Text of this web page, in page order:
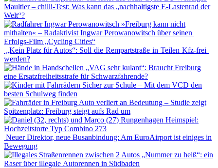
Maultier – chilli-Test: Was kann das „nachhaltigste E-Lastenrad der
Welt“?
»Freiburg kann nicht
mithalten« – Radaktivist Ingwar Perowanowitsch über seinen
Erfolgs-Film „Cycling Cities“
„Kein Platz für Autos“: Soll die Rempartstraße in Teilen Kfz-frei
werden?
„VAG sehr kulant“: Braucht Freiburg
eine Ersatzfreiheitsstrafe für Schwarzfahrende?
Sicher zur Schule – Mit dem VCD den
besten Schulweg finden
Auto verliert an Bedeutung – Studie zeigt
Spitzenplatz: Freiburg steigt aufs Rad um
Heimspiel:
Hochzeitstorte Typ Combino 273
Neuer Direktor, neue Busanbindung: Am EuroAirport ist einiges in
Bewegung
„Nummer zu heiß“: ein
Raser über illegale Autorennen in Südbaden